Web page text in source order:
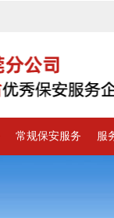
常规保安服务 服